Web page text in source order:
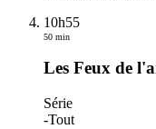
10h55
50 min
Les Feux de
Série
-Tout